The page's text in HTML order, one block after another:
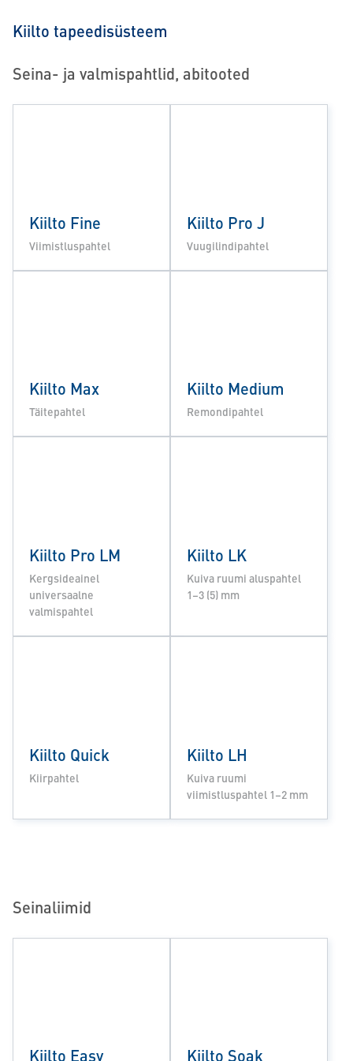
Kiilto tapeedisüsteem
Seina- ja valmispahtlid, abitooted
Kiilto Fine
Viimistluspahtel
Kiilto Pro J
Vuugilindipahtel
Kiilto Max
Täitepahtel
Kiilto Medium
Remondipahtel
Kiilto Pro LM
Kergsideainel
universaalne
valmispahtel
Kiilto LK
Kuiva ruumi aluspahtel
1–3 (5) mm
Kiilto Quick
Kiirpahtel
Kiilto LH
Kuiva ruumi
viimistluspahtel 1–2 mm
Seinaliimid
Kiilto Easy Kiilto Soak